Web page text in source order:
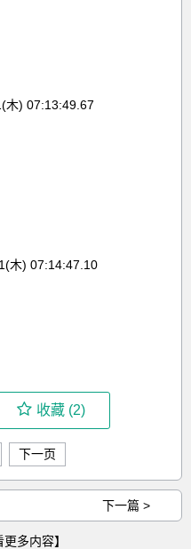
木) 07:13:49.67
木) 07:14:47.10
收藏 (2)
下一页
下一篇 >
多内容】